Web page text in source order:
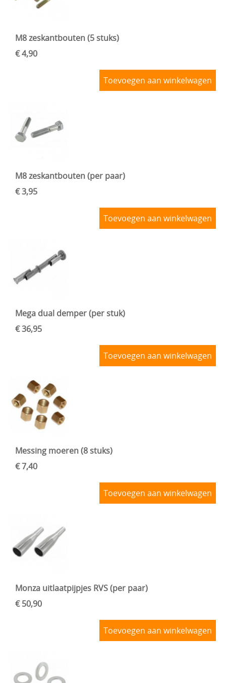
M8 zeskantbouten (5 stuks)
€ 4,90
Toevoegen aan winkelwagen
M8 zeskantbouten (per paar)
€ 3,95
Toevoegen aan winkelwagen
Mega dual demper (per stuk)
€ 36,95
Toevoegen aan winkelwagen
Messing moeren (8 stuks)
€ 7,40
Toevoegen aan winkelwagen
Monza uitlaatpijpjes RVS (per paar)
€ 50,90
Toevoegen aan winkelwagen